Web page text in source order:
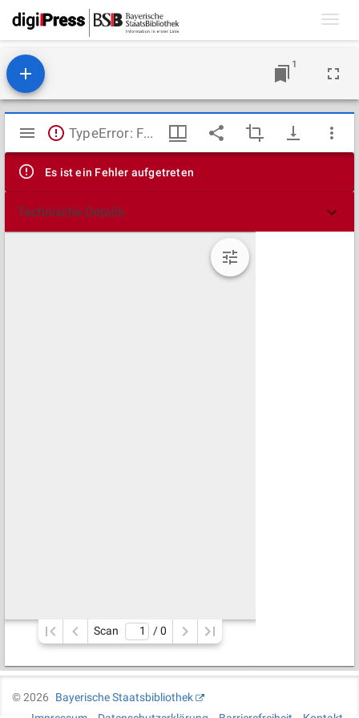
1
Mirador
Viewer
TypeError: Failed to fetch
Es ist ein Fehler aufgetreten
Technische Details
Scan / 0
©2026
Bayerische Staatsbibliothek